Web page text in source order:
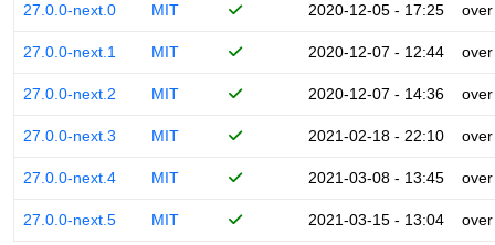
27.0.0-next.0 MIT 2020-12-05 - 17:25
27.0.0-next.1 MIT 2020-12-07 - 12:44
27.0.0-next.2 MIT 2020-12-07 - 14:36
27.0.0-next.3 MIT 2021-02-18 - 22:10
27.0.0-next.4 MIT 2021-03-08 - 13:45
27.0.0-next.5 MIT 2021-03-15 - 13:04